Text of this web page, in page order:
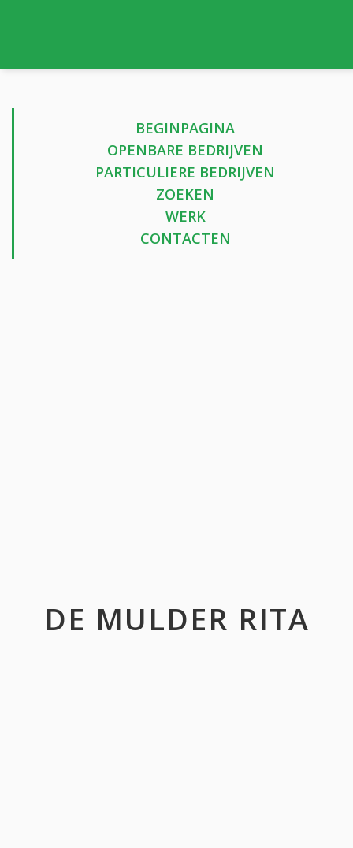
BEGINPAGINA
OPENBARE BEDRIJVEN
PARTICULIERE BEDRIJVEN
ZOEKEN
WERK
CONTACTEN
DE MULDER RITA